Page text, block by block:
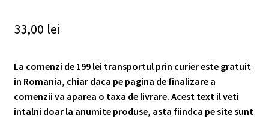
33,00 lei
La comenzi de 199 lei transportul prin curier este gratuit
in Romania, chiar daca pe pagina de finalizare a
comenzii va aparea o taxa de livrare. Acest text il veti
intalni doar la anumite produse, asta fiindca pe site sunt